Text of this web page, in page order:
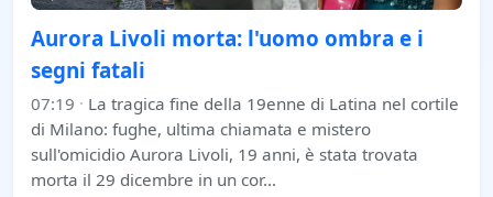
Aurora Livoli morta: l'uomo ombra e i
segni fatali
07:19 · La tragica fine della 19enne di Latina nel cortile
di Milano: fughe, ultima chiamata e mistero
sull'omicidio Aurora Livoli, 19 anni, è stata trovata
morta il 29 dicembre in un cor…